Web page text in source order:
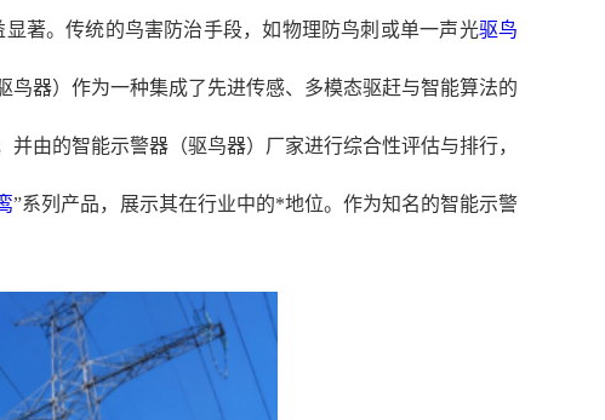
著。传统的鸟害防治手段，如物理防鸟刺或单一声光驱鸟
器）作为一种集成了先进传感、多模态驱赶与智能算法的
由的智能示警器（驱鸟器）厂家进行综合性评估与排行，
”系列产品，展示其在行业中的*地位。作为知名的智能示警